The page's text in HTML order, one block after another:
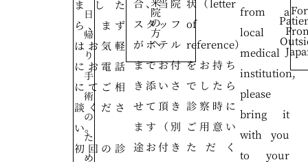
日
帰
り
手
術
の
た
め
ました
ら、まず
はお気軽
にお電話
にてご相
談くださ
い。
初回の診
院
の
方
へ
合、当院
スタッフ
がホテル
までお付
き添いさ
せて頂き
ます（別
途お付き
状（letter
of
reference）
をお持ち
でしたら
診察時に
ご用意い
ただく
from a
local
medical
institution,
please
bring it
with you
to your
For